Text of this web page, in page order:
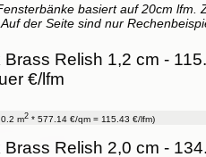
basiert auf 20cm lfm.
der Seite sind nur
Relish 1,2 cm -
€/lfm
m2 * 577.14 €/qm = 115.43 €/lfm)
Relish 2,0 cm -